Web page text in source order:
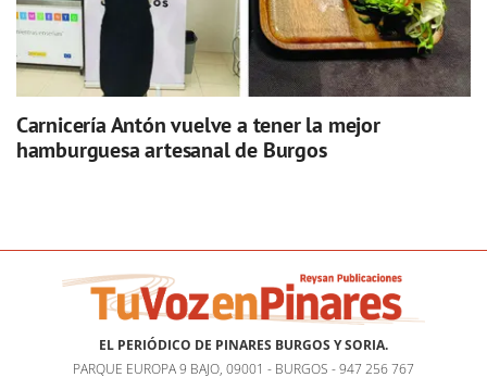
Carnicería Antón vuelve a tener la mejor
hamburguesa artesanal de Burgos
EL PERIÓDICO DE PINARES BURGOS Y SORIA.
PARQUE EUROPA 9 BAJO, 09001 - BURGOS - 947 256 767